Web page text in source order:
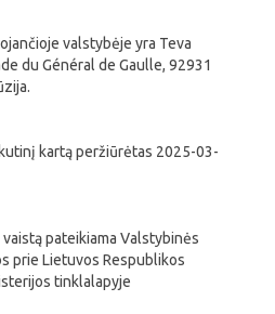
valstybėje yra Teva
du Général de Gaulle, 92931
kartą peržiūrėtas 2025-03-
pateikiama Valstybinės
prie Lietuvos Respublikos
tinklalapyje